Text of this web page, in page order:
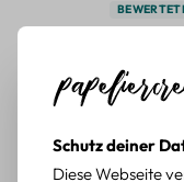
Sticker
Durchschnittliche
Schöne Motive
Die Sticker passen
Schutz deiner
Diese Webseite